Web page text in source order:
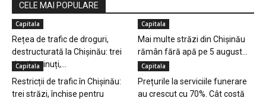
CELE MAI POPULARE
Capitala
Rețea de trafic de droguri,
destructurată la Chișinău: trei
tineri reținuți,...
Capitala
Mai multe străzi din Chișinău
rămân fără apă pe 5 august...
Capitala
Restricții de trafic în Chișinău:
trei străzi, închise pentru
Capitala
Prețurile la serviciile funerare
au crescut cu 70%. Cât costă